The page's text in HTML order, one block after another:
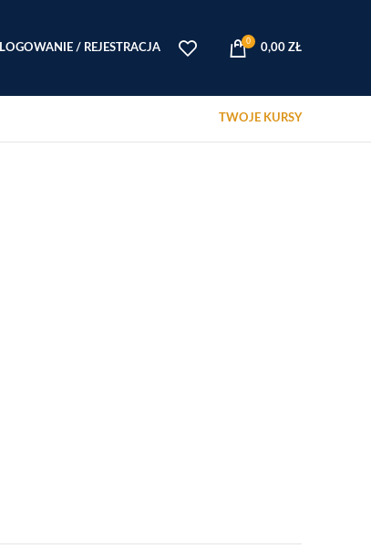
LOGOWANIE / REJESTRACJA
0
0,00 ZŁ
TWOJE KURSY